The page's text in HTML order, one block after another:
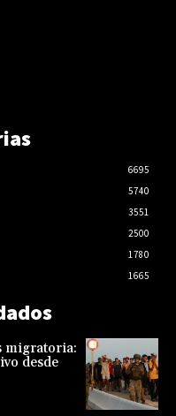
6695
5740
3551
2500
1780
1665
migratoria:
desde